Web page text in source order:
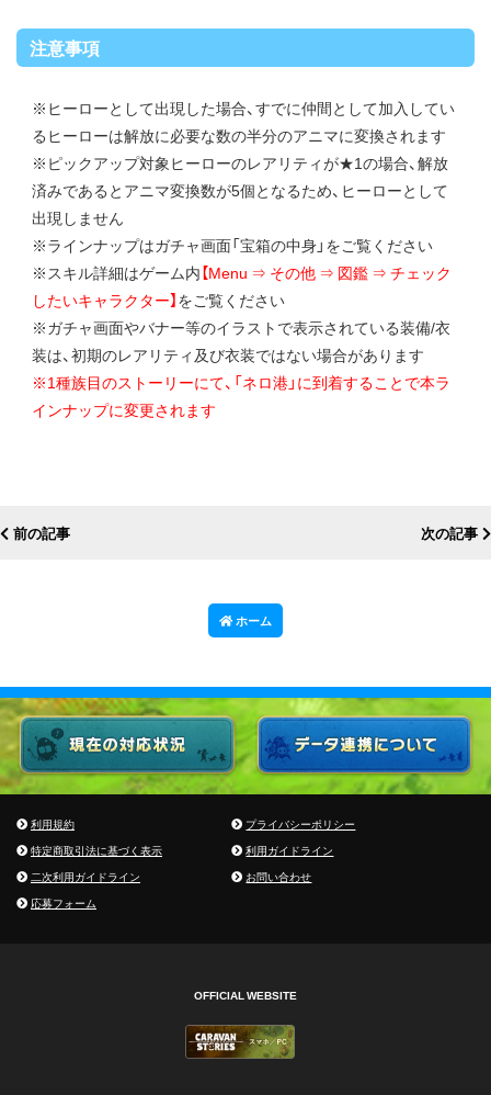
注意事項
※ヒーローとして出現した場合、すでに仲間として加入してい
るヒーローは解放に必要な数の半分のアニマに変換されます
※ピックアップ対象ヒーローのレアリティが★1の場合、解放
済みであるとアニマ変換数が5個となるため、ヒーローとして
出現しません
※ラインナップはガチャ画面「宝箱の中身」をご覧ください
※スキル詳細はゲーム内【Menu ⇒ その他 ⇒ 図鑑 ⇒ チェック
したいキャラクター】をご覧ください
※ガチャ画面やバナー等のイラストで表示されている装備/衣
装は、初期のレアリティ及び衣装ではない場合があります
※1種族目のストーリーにて、「ネロ港」に到着することで本ラ
インナップに変更されます
前の記事 次の記事
ホーム
利用規約
プライバシーポリシー
特定商取引法に基づく表示
利用ガイドライン
二次利用ガイドライン
お問い合わせ
応募フォーム
OFFICIAL WEBSITE